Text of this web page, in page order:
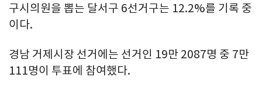
구시의원을 뽑는 달서구 6선거구는 12.2%를 기록 중
이다.
경남 거제시장 선거에는 선거인 19만 2087명 중 7만
111명이 투표에 참여했다.